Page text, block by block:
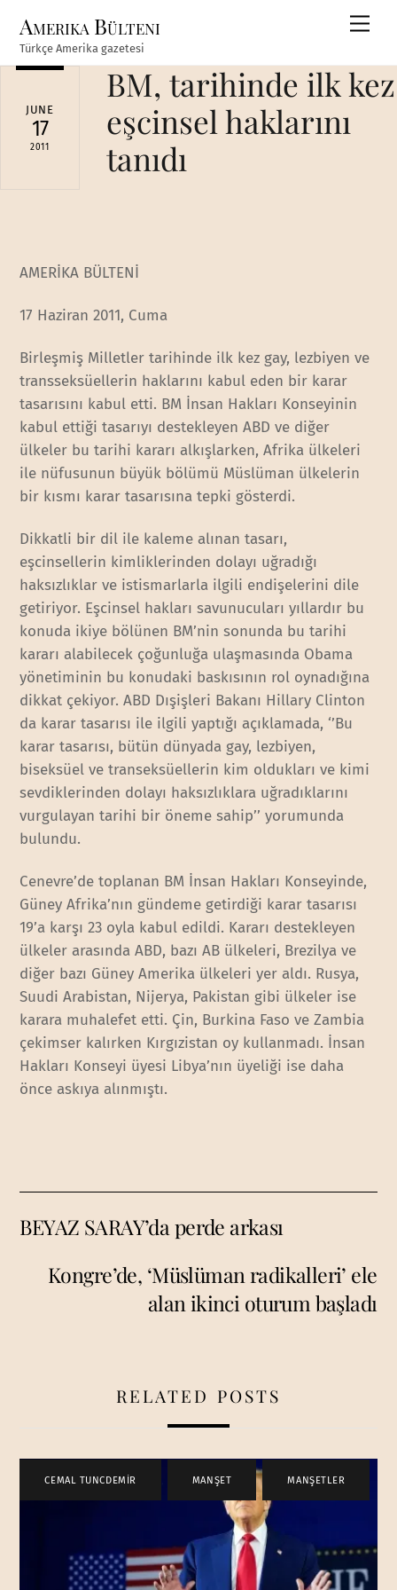
content
Amerika Bülteni
Türkçe Amerika gazetesi
JUNE
17
2011
BM, tarihinde ilk kez
eşcinsel haklarını
tanıdı
AMERİKA BÜLTENİ
17 Haziran 2011, Cuma
Birleşmiş Milletler tarihinde ilk kez gay, lezbiyen ve
transseksüellerin haklarını kabul eden bir karar
tasarısını kabul etti. BM İnsan Hakları Konseyinin
kabul ettiği tasarıyı destekleyen ABD ve diğer
ülkeler bu tarihi kararı alkışlarken, Afrika ülkeleri
ile nüfusunun büyük bölümü Müslüman ülkelerin
bir kısmı karar tasarısına tepki gösterdi.
Dikkatli bir dil ile kaleme alınan tasarı,
eşcinsellerin kimliklerinden dolayı uğradığı
haksızlıklar ve istismarlarla ilgili endişelerini dile
getiriyor. Eşcinsel hakları savunucuları yıllardır bu
konuda ikiye bölünen BM’nin sonunda bu tarihi
kararı alabilecek çoğunluğa ulaşmasında Obama
yönetiminin bu konudaki baskısının rol oynadığına
dikkat çekiyor. ABD Dışişleri Bakanı Hillary Clinton
da karar tasarısı ile ilgili yaptığı açıklamada, ‘’Bu
karar tasarısı, bütün dünyada gay, lezbiyen,
biseksüel ve transeksüellerin kim oldukları ve kimi
sevdiklerinden dolayı haksızlıklara uğradıklarını
vurgulayan tarihi bir öneme sahip’’ yorumunda
bulundu.
Cenevre’de toplanan BM İnsan Hakları Konseyinde,
Güney Afrika’nın gündeme getirdiği karar tasarısı
19’a karşı 23 oyla kabul edildi. Kararı destekleyen
ülkeler arasında ABD, bazı AB ülkeleri, Brezilya ve
diğer bazı Güney Amerika ülkeleri yer aldı. Rusya,
Suudi Arabistan, Nijerya, Pakistan gibi ülkeler ise
karara muhalefet etti. Çin, Burkina Faso ve Zambia
çekimser kalırken Kırgızistan oy kullanmadı. İnsan
Hakları Konseyi üyesi Libya’nın üyeliği ise daha
önce askıya alınmıştı.
BEYAZ SARAY’da perde arkası
Kongre’de, ‘Müslüman radikalleri’ ele
alan ikinci oturum başladı
RELATED POSTS
CEMAL TUNCDEMİR MANŞET , MANŞETLER